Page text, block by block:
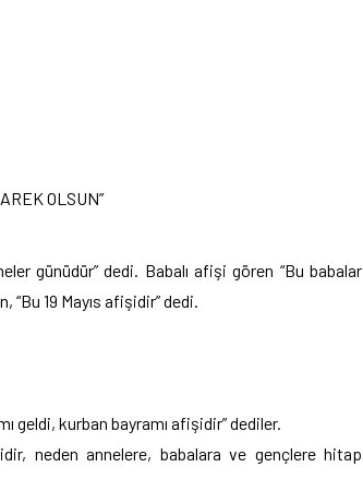
OLSUN”
günüdür” dedi. Babalı afişi gören “Bu babalar
19 Mayıs afişidir” dedi.
geldi, kurban bayramı afişidir” dediler.
neden annelere, babalara ve gençlere hitap